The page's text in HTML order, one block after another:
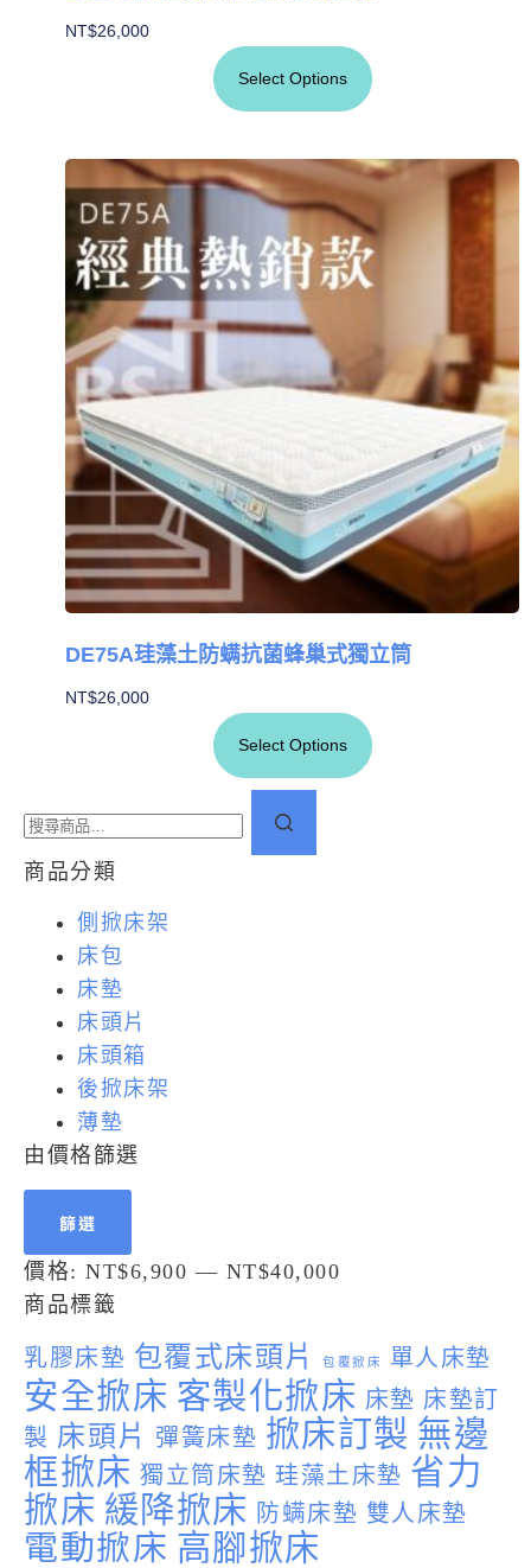
商品分類
側掀床架
床包
床墊
床頭片
床頭箱
後掀床架
薄墊
由價格篩選
篩選
價格: NT$6,900 — NT$40,000
商品標籤
乳膠床墊 包覆式床頭片 包覆掀床 單人床墊
安全掀床 客製化掀床 床墊 床墊訂
製 床頭片 彈簧床墊 掀床訂製 無邊
框掀床 獨立筒床墊 珪藻土床墊 省力
掀床 緩降掀床 防螨床墊 雙人床墊
電動掀床 高腳掀床
NT$26,000
Select Options
DE75A珪藻土防螨抗菌蜂巢式獨立筒
NT$26,000
Select Options